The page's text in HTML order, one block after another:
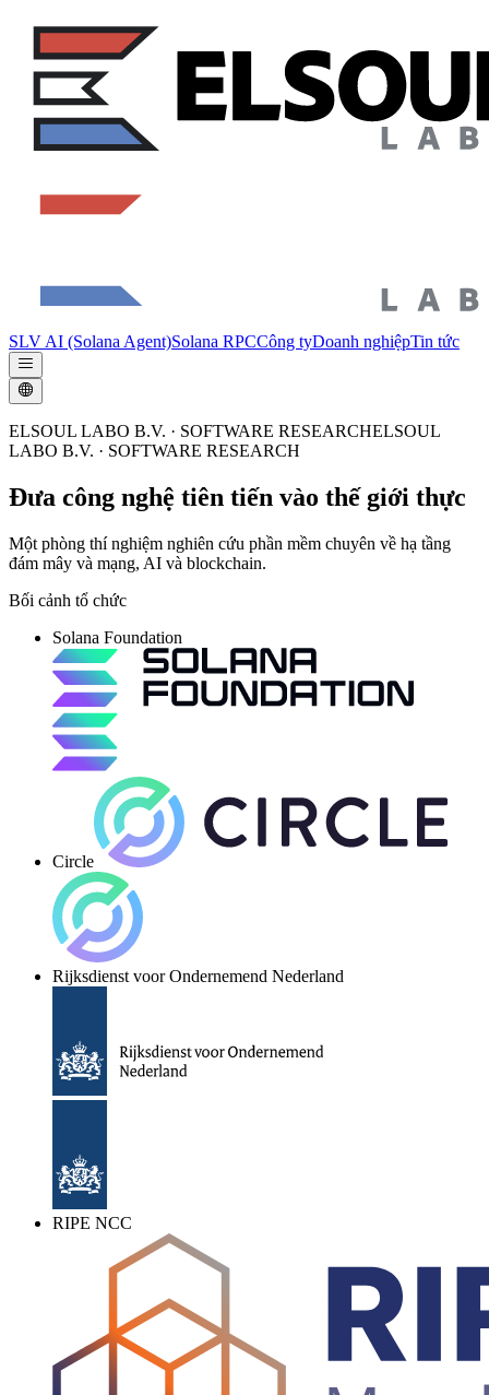
SLV AI (Solana Agent)Solana RPCCông tyDoanh nghiệpTin tức
ELSOUL LABO B.V. · SOFTWARE RESEARCHELSOUL
LABO B.V. · SOFTWARE RESEARCH
Đưa công nghệ tiên tiến vào thế giới thực
Một phòng thí nghiệm nghiên cứu phần mềm chuyên về hạ tầng
đám mây và mạng, AI và blockchain.
Bối cảnh tổ chức
Solana Foundation
Circle
Rijksdienst voor Ondernemend Nederland
RIPE NCC